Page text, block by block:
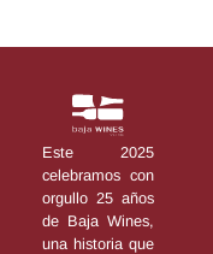
Este 2025
celebramos con
orgullo 25 años
de Baja Wines,
una historia que